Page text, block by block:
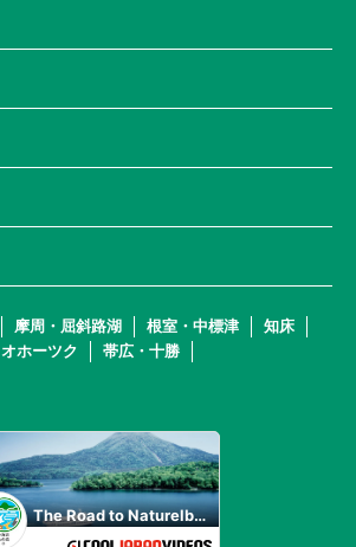
摩周・屈斜路湖 根室・中標津
知床
オホーツク
帯広・十勝